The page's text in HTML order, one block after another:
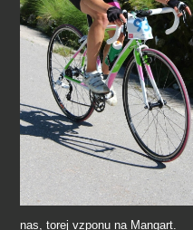
nas, torej vzponu na Mangart.